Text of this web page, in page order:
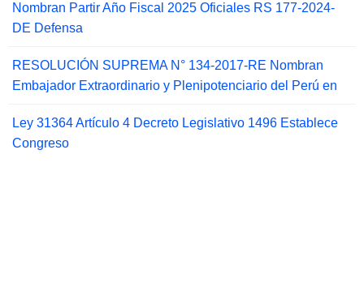
Nombran Partir Año Fiscal 2025 Oficiales RS 177-2024-
DE Defensa
RESOLUCIÓN SUPREMA N° 134-2017-RE Nombran
Embajador Extraordinario y Plenipotenciario del Perú en
Ley 31364 Artículo 4 Decreto Legislativo 1496 Establece
Congreso